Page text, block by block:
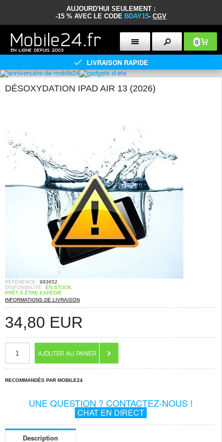
AUJOURD'HUI SEULEMENT :
-15 % AVEC LE CODE BDAY15- CGV
0
LIVRAISON RAPIDE
DÉSOXYDATION IPAD AIR 13 (2026)
RÉFÉRENCE: 993652
DISPONIBILITÉ: EN STOCK.
PRÊT À ÊTRE EXPÉDIÉ
INFORMATIONS DE LIVRAISON
34,80 EUR
RECOMMANDÉS PAR MOBILE24
UNE QUESTION ? CONTACTEZ-NOUS !
CHAT EN DIRECT
Description